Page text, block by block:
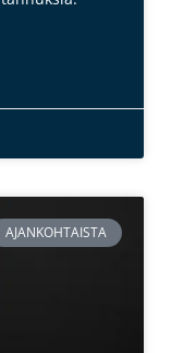
AJANKOHTAISTA